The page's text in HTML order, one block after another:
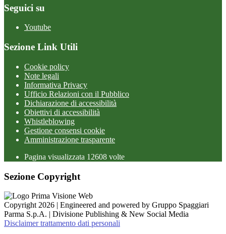
Seguici su
Youtube
Sezione Link Utili
Cookie policy
Note legali
Informativa Privacy
Ufficio Relazioni con il Pubblico
Dichiarazione di accessibilità
Obiettivi di accessibilità
Whistleblowing
Gestione consensi cookie
Amministrazione trasparente
Pagina visualizzata 12608 volte
Sezione Copyright
Copyright 2026 | Engineered and powered by Gruppo Spaggiari
Parma S.p.A. | Divisione Publishing & New Social Media
Disclaimer trattamento dati personali